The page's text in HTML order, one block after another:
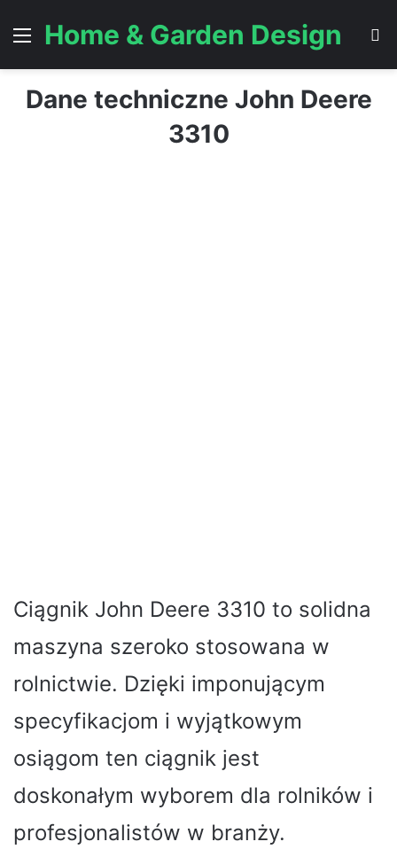
Menu
Home & Garden Design
Dane techniczne John Deere
3310
Ciągnik John Deere 3310 to solidna
maszyna szeroko stosowana w
rolnictwie. Dzięki imponującym
specyfikacjom i wyjątkowym
osiągom ten ciągnik jest
doskonałym wyborem dla rolników i
profesjonalistów w branży.